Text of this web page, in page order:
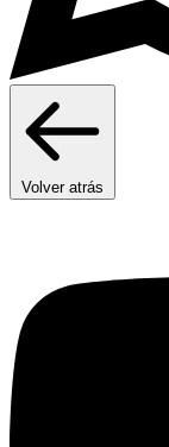
Volver atrás